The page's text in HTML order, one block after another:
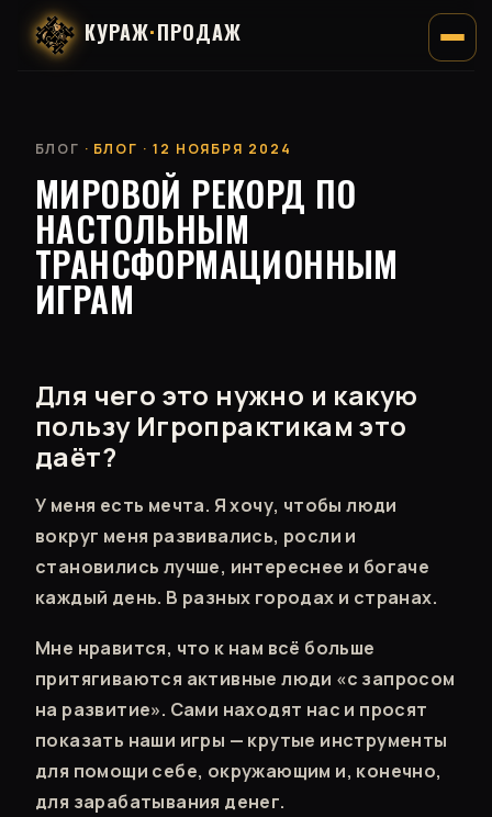
КУРАЖ·ПРОДАЖ
БЛОГ · БЛОГ · 12 НОЯБРЯ 2024
МИРОВОЙ РЕКОРД ПО
НАСТОЛЬНЫМ
ТРАНСФОРМАЦИОННЫМ
ИГРАМ
Для чего это нужно и какую
пользу Игропрактикам это
даёт?
У меня есть мечта. Я хочу, чтобы люди
вокруг меня развивались, росли и
становились лучше, интереснее и богаче
каждый день. В разных городах и странах.
Мне нравится, что к нам всё больше
притягиваются активные люди «с запросом
на развитие». Сами находят нас и просят
показать наши игры — крутые инструменты
для помощи себе, окружающим и, конечно,
для зарабатывания денег.